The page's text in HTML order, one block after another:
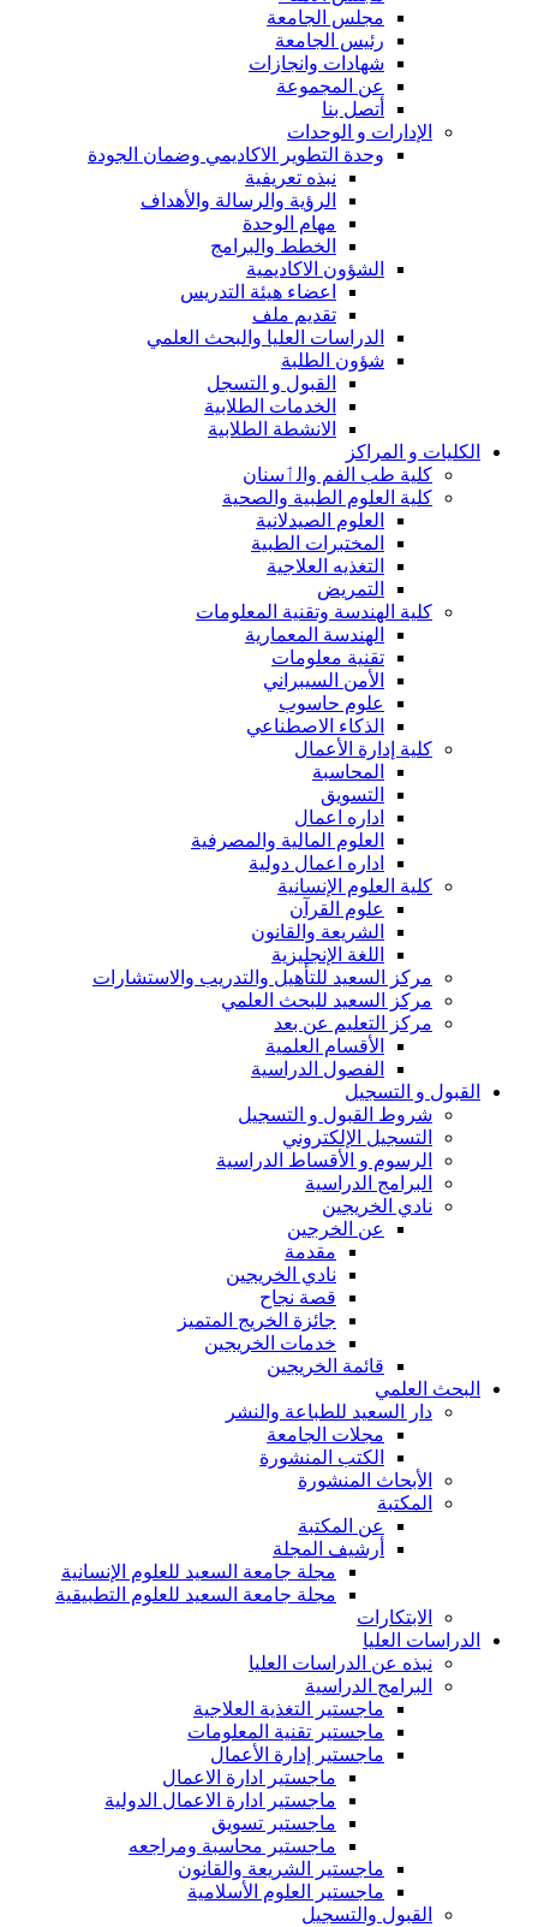
مجلس الجامعة
رئيس الجامعة
شهادات وانجازات
عن المجموعة
أتصل بنا
الإدارات و الوحدات
وحدة التطوير الاكاديمي وضمان الجودة
نبذه تعريفية
الرؤية والرسالة والأهداف
مهام الوحدة
الخطط والبرامج
الشؤون الاكاديمية
اعضاء هيئة التدريس
تقديم ملف
الدراسات العليا والبحث العلمي
شؤون الطلبة
القبول و التسجل
الخدمات الطلابية
الانشطة الطلابية
الكليات و المراكز
كلية طب الفم والٲسنان
كلية العلوم الطبية والصحية
العلوم الصيدلانية
المختبرات الطبية
التغذيه العلاجية
التمريض
كلية الهندسة وتقنية المعلومات
الهندسة المعمارية
تقنية معلومات
الأمن السيبراني
علوم حاسوب
الذكاء الاصطناعي
كلية إدارة الأعمال
المحاسبة
التسويق
اداره اعمال
العلوم المالية والمصرفية
اداره اعمال دولية
كلية العلوم الإنسانية
علوم القرآن
الشريعة والقانون
اللغة الإنجليزية
مركز السعيد للتأهيل والتدريب والاستشارات
مركز السعيد للبحث العلمي
مركز التعليم عن بعد
الأقسام العلمية
الفصول الدراسية
القبول و التسجيل
شروط القبول و التسجيل
التسجيل الإلكتروني
الرسوم و الأقساط الدراسية
البرامج الدراسية
نادي الخريجين
عن الخرجين
مقدمة
نادي الخريجين
قصة نجاح
جائزة الخريج المتميز
خدمات الخريجين
قائمة الخريجين
البحث العلمي
دار السعيد للطباعة والنشر
مجلات الجامعة
الكتب المنشورة
الأبحاث المنشورة
المكتبة
عن المكتبة
أرشيف المجلة
مجلة جامعة السعيد للعلوم الإنسانية
مجلة جامعة السعيد للعلوم التطبيقية
الابتكارات
الدراسات العليا
نبذه عن الدراسات العليا
البرامج الدراسية
ماجستير التغذية العلاجية
ماجستير تقنية المعلومات
ماجستير إدارة الأعمال
ماجستير ادارة الاعمال
ماجستير ادارة الاعمال الدولية
ماجستير تسويق
ماجستير محاسبة ومراجعه
ماجستير الشريعة والقانون
ماجستير العلوم الأسلامية
القبول والتسجيل